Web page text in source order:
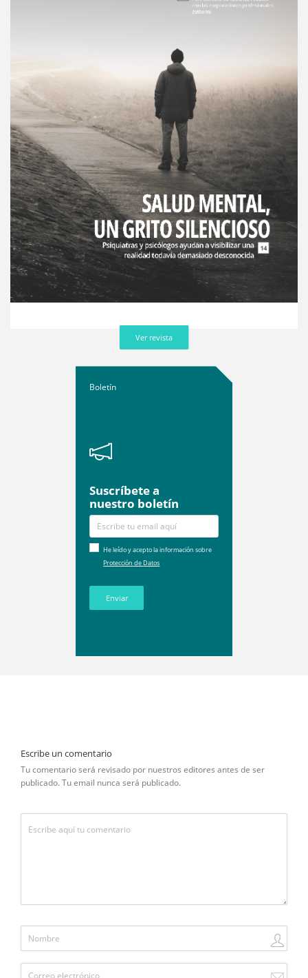
Ver revista
Boletín
Suscríbete a
nuestro boletín
He leído y acepto la información sobre
Protección de Datos
Enviar
Escribe un comentario
Tu comentario será revisado por nuestros editores antes de ser
publicado. Tu email nunca será publicado.